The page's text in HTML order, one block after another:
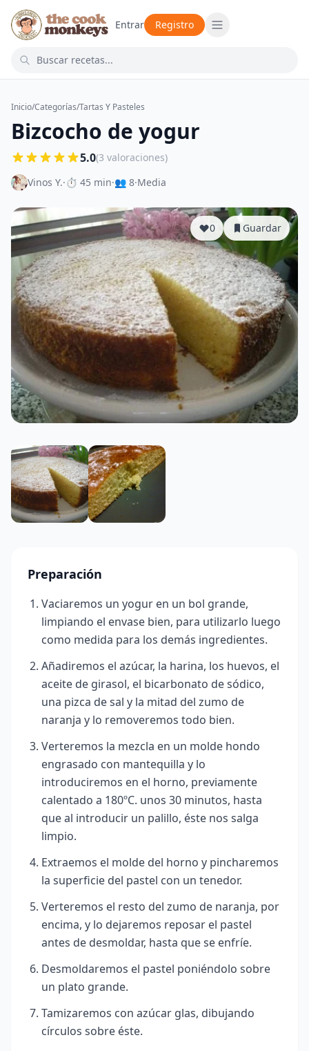
Entrar Registro
Inicio/Categorías/Tartas Y Pasteles
Bizcocho de yogur
5.0(3 valoraciones)
Vinos Y.·⏱ 45 min·👥 8·Media
0 Guardar
Preparación
Vaciaremos un yogur en un bol grande,
limpiando el envase bien, para utilizarlo luego
como medida para los demás ingredientes.
Añadiremos el azúcar, la harina, los huevos, el
aceite de girasol, el bicarbonato de sódico,
una pizca de sal y la mitad del zumo de
naranja y lo removeremos todo bien.
Verteremos la mezcla en un molde hondo
engrasado con mantequilla y lo
introduciremos en el horno, previamente
calentado a 180ºC. unos 30 minutos, hasta
que al introducir un palillo, éste nos salga
limpio.
Extraemos el molde del horno y pincharemos
la superficie del pastel con un tenedor.
Verteremos el resto del zumo de naranja, por
encima, y lo dejaremos reposar el pastel
antes de desmoldar, hasta que se enfríe.
Desmoldaremos el pastel poniéndolo sobre
un plato grande.
Tamizaremos con azúcar glas, dibujando
círculos sobre éste.